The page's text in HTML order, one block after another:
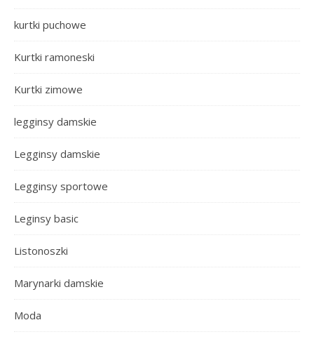
kurtki puchowe
Kurtki ramoneski
Kurtki zimowe
legginsy damskie
Legginsy damskie
Legginsy sportowe
Leginsy basic
Listonoszki
Marynarki damskie
Moda